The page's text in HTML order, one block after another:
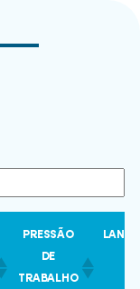
PRESSÃO
DE
TRABALHO
LANCE